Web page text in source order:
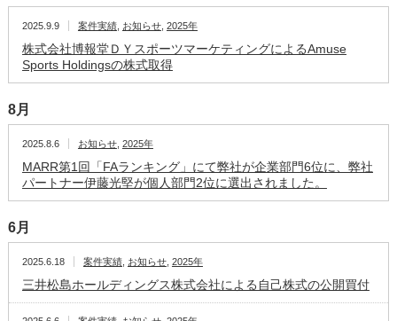
2025.9.9 案件実績, お知らせ, 2025年
株式会社博報堂ＤＹスポーツマーケティングによるAmuse
Sports Holdingsの株式取得
8月
2025.8.6 お知らせ, 2025年
MARR第1回「FAランキング」にて弊社が企業部門6位に、弊社
パートナー伊藤光堅が個人部門2位に選出されました。
6月
2025.6.18 案件実績, お知らせ, 2025年
三井松島ホールディングス株式会社による自己株式の公開買付